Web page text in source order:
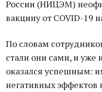
России (НИЦЭМ)
вакцину от COVID-19
По словам
стали они сами, и уже
оказался успешным:
негативных эффектов